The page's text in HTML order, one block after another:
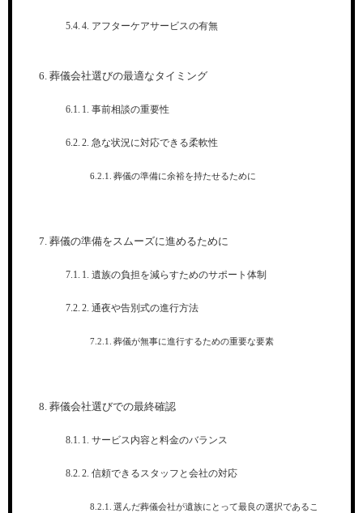
4. アフターケアサービスの有無
葬儀会社選びの最適なタイミング
1. 事前相談の重要性
2. 急な状況に対応できる柔軟性
葬儀の準備に余裕を持たせるために
葬儀の準備をスムーズに進めるために
1. 遺族の負担を減らすためのサポート体制
2. 通夜や告別式の進行方法
葬儀が無事に進行するための重要な要素
葬儀会社選びでの最終確認
1. サービス内容と料金のバランス
2. 信頼できるスタッフと会社の対応
選んだ葬儀会社が遺族にとって最良の選択であるこ